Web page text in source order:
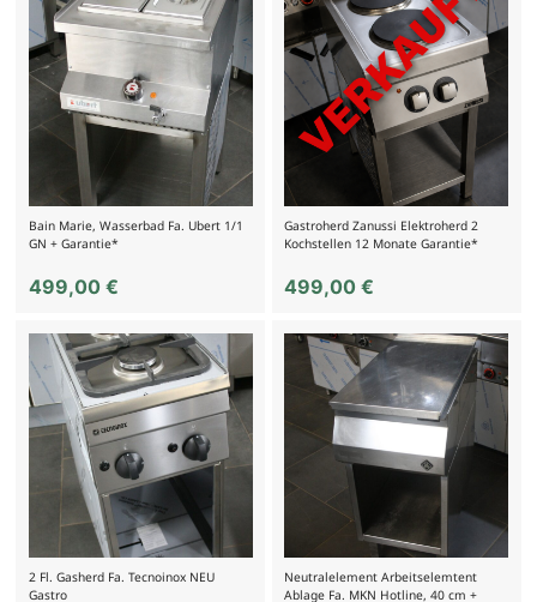
Bain Marie, Wasserbad Fa. Ubert 1/1
GN + Garantie*
499,00 €
Gastroherd Zanussi Elektroherd 2
Kochstellen 12 Monate Garantie*
499,00€
2 Fl. Gasherd Fa. Tecnoinox NEU
Gastro
Neutralelement Arbeitselemtent
Ablage Fa. MKN Hotline, 40 cm +